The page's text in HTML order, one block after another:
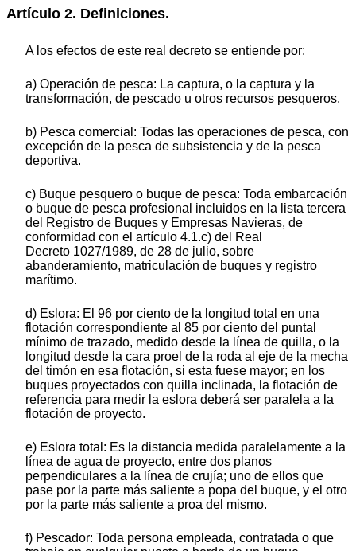
Artículo 2. Definiciones.
A los efectos de este real decreto se entiende por:
a) Operación de pesca: La captura, o la captura y la
transformación, de pescado u otros recursos pesqueros.
b) Pesca comercial: Todas las operaciones de pesca, con
excepción de la pesca de subsistencia y de la pesca
deportiva.
c) Buque pesquero o buque de pesca: Toda embarcación
o buque de pesca profesional incluidos en la lista tercera
del Registro de Buques y Empresas Navieras, de
conformidad con el artículo 4.1.c) del Real
Decreto 1027/1989, de 28 de julio, sobre
abanderamiento, matriculación de buques y registro
marítimo.
d) Eslora: El 96 por ciento de la longitud total en una
flotación correspondiente al 85 por ciento del puntal
mínimo de trazado, medido desde la línea de quilla, o la
longitud desde la cara proel de la roda al eje de la mecha
del timón en esa flotación, si esta fuese mayor; en los
buques proyectados con quilla inclinada, la flotación de
referencia para medir la eslora deberá ser paralela a la
flotación de proyecto.
e) Eslora total: Es la distancia medida paralelamente a la
línea de agua de proyecto, entre dos planos
perpendiculares a la línea de crujía; uno de ellos que
pase por la parte más saliente a popa del buque, y el otro
por la parte más saliente a proa del mismo.
f) Pescador: Toda persona empleada, contratada o que